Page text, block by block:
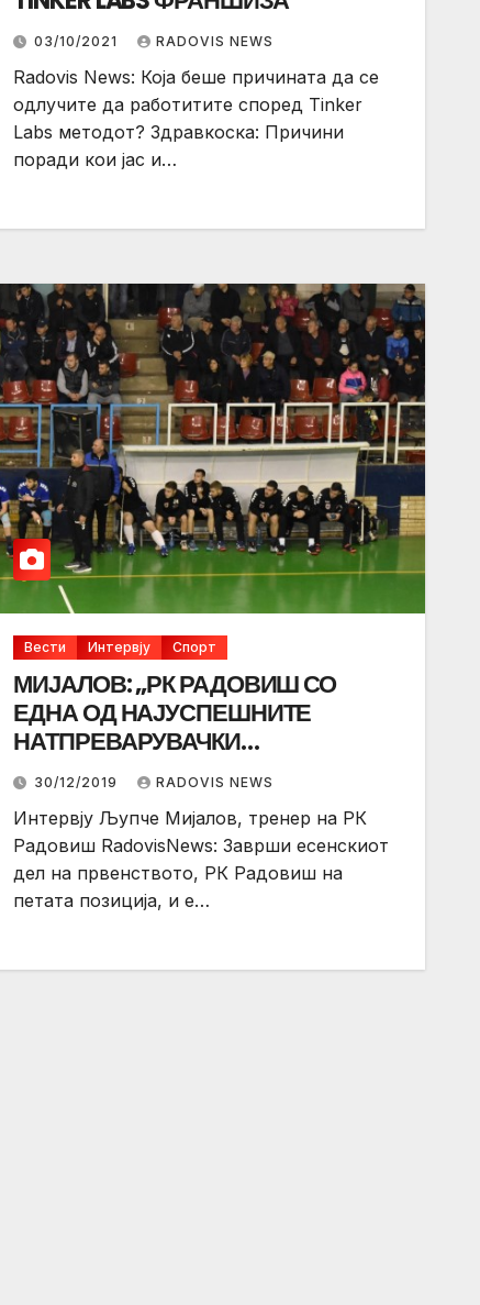
03/10/2021 RADOVIS NEWS
Radovis News: Која беше причината да се
одлучите да работитите според Tinker
Labs методот? Здравкоска: Причини
поради кои јас и…
Вести Интервју Спорт
МИЈАЛОВ: „РК РАДОВИШ СО
ЕДНА ОД НАЈУСПЕШНИТЕ
НАТПРЕВАРУВАЧКИ
ПОЛУСЕЗОНИ“
30/12/2019 RADOVIS NEWS
Интервју Љупче Мијалов, тренер на РК
Радовиш RadovisNews: Заврши есенскиот
дел на првенството, РК Радовиш на
петата позиција, и е…